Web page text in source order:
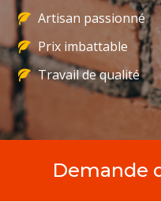
Artisan passionné
Prix imbattable
Travail de qualité
Demande